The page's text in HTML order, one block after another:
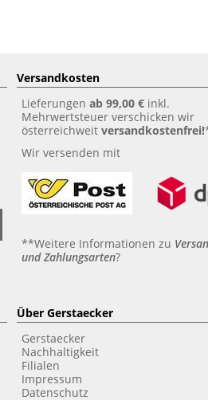
Versandkosten
Lieferungen ab 99,00 € inkl.
Mehrwertsteuer verschicken wir
österreichweit versandkostenfrei!
Wir versenden mit
**Weitere Informationen zu
und Zahlungsarten?
Über Gerstaecker
Gerstaecker
Nachhaltigkeit
Filialen
Impressum
Datenschutz